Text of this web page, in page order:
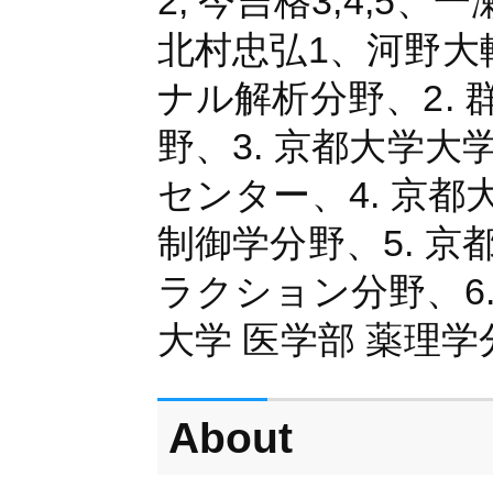
北村忠弘1、河野
ナル解析分野、2.
野、3. 京都大学大
センター、4. 京都
制御学分野、5. 京
ラクション分野、
大学 医学部 薬理
About